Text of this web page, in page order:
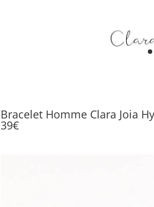
Bracelet Homme Clara Joia
39€